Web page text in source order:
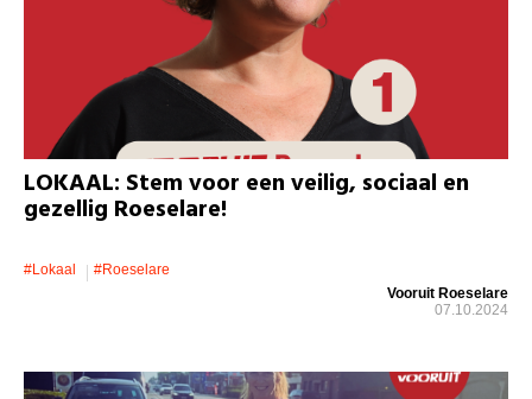
LOKAAL: Stem voor een veilig, sociaal en
gezellig Roeselare!
#lokaal
#roeselare
Vooruit Roeselare
07.10.2024